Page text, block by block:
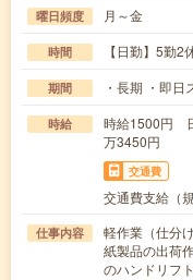
曜日頻度 月～金
時間 【日勤】5勤2
期間 ・長期 ・即日
時給
時給1500円
万3450円
交通費
交通費支給（
仕事内容
軽作業（仕分
紙製品の出荷
のハンドリフ